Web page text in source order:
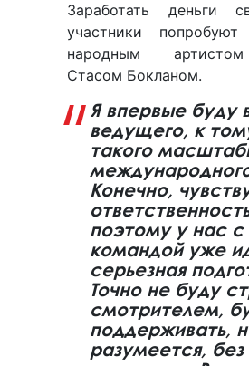
Заработать деньги
участники
народным
Стасом Бокланом.
Я впервые буду
ведущего, к
такого
Конечно,
поэтому у нас с
командой уже
серьезная
Точно не буду
смотрителем,
поддерживать,
разумеется, без